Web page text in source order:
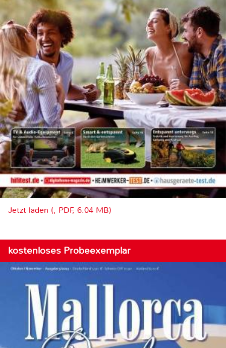
Jetzt laden (, PDF, 6.04 MB)
kostenloses Probeexemplar